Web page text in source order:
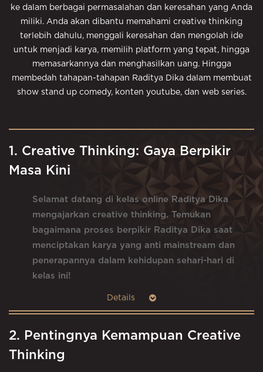
ke dalam berbagai permasalahan dan keresahan yang Anda
miliki. Anda akan dibantu memahami creative thinking
terlebih dahulu, menggali keresahan dan mengolah ide
untuk menjadi karya, memilih platform yang tepat, hingga
memasarkannya dan menghasilkan uang. Hingga
membedah tahapan-tahapan Raditya Dika dalam membuat
show stand up comedy, konten youtube, dan web series.
1. Creative Thinking: Gaya Berpikir
Masa Kini
Selamat datang di kelas online Raditya Dika
mengajarkan creative thinking. Temukan
bagaimana proses berpikir Raditya Dika saat
menciptakan karya yang anti mainstream dan
penerapannya dalam kehidupan sehari-hari di
kelas ini!
2. Pentingnya Kemampuan Creative
Thinking